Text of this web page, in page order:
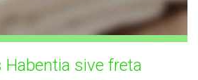
Habentia sive freta
30
3 4 5